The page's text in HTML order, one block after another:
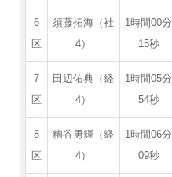
6
区
須藤拓海（社
4）
1時間00分
15秒
7
区
田辺佑典（経
4）
1時間05分
54秒
8
区
糟谷勇輝（経
4）
1時間06分
09秒